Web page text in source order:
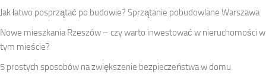
Jak łatwo posprzątać po budowie? Sprzątanie pobudowlane Warszawa
Nowe mieszkania Rzeszów – czy warto inwestować w nieruchomości w
tym mieście?
5 prostych sposobów na zwiększenie bezpieczeństwa w domu